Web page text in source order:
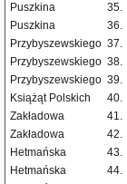
Puszkina
35.
Puszkina
36.
Przybyszewskiego 37.
Przybyszewskiego 38.
Przybyszewskiego 39.
Książąt Polskich
40.
Zakładowa
41.
Zakładowa
42.
Hetmańska
43.
Hetmańska
44.